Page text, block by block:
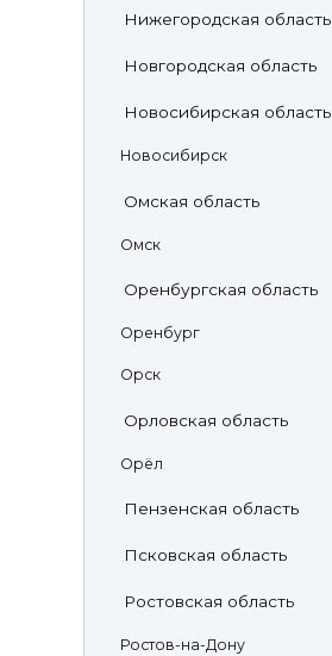
Нижегородская область
Новгородская область
Новосибирская область
Новосибирск
Омская область
Омск
Оренбургская область
Оренбург
Орск
Орловская область
Орёл
Пензенская область
Псковская область
Ростовская область
Ростов-на-Дону